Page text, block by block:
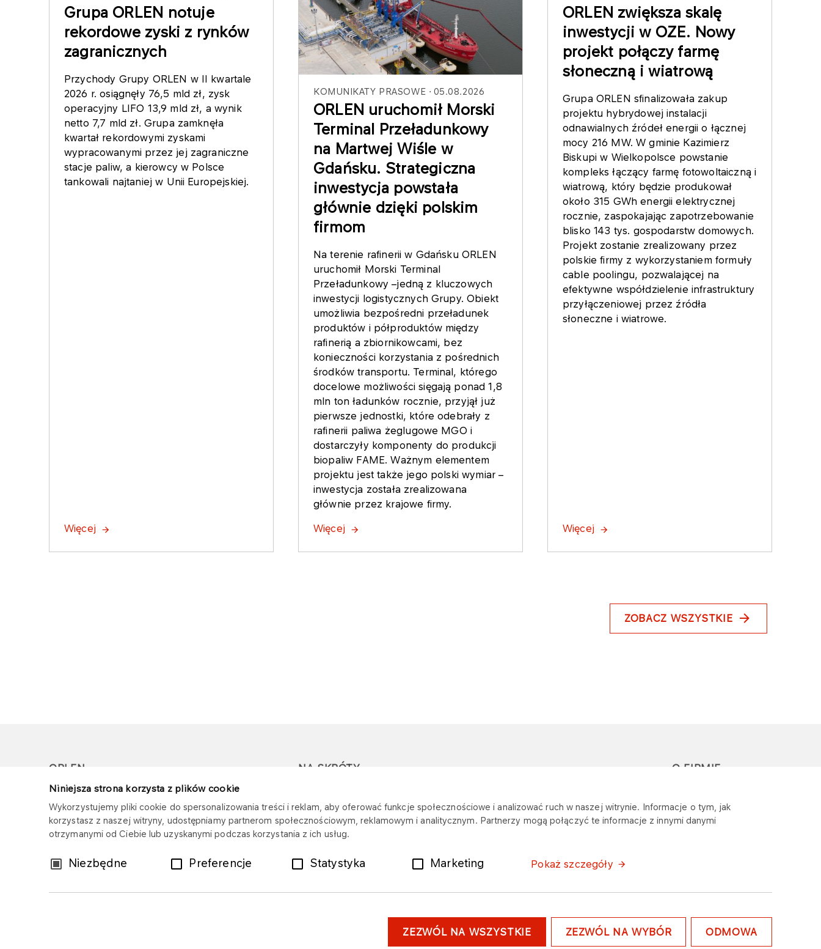
Niniejsza strona korzysta z plików cookie
Wykorzystujemy pliki cookie do spersonalizowania treści i reklam, aby oferować funkcje społecznościowe i analizować ruch w naszej witrynie. Informacje o tym, jak
korzystasz z naszej witryny, udostępniamy partnerom społecznościowym, reklamowym i analitycznym. Partnerzy mogą połączyć te informacje z innymi danymi
otrzymanymi od Ciebie lub uzyskanymi podczas korzystania z ich usług.
WybórNiezbędne Preferencje Statystyka Marketing Pokaż szczegóły
ZEZWÓL NA WSZYSTKIE ZEZWÓL NA WYBÓR ODMOWA
Grupa ORLEN notuje
rekordowe zyski z rynków
zagranicznych
Przychody Grupy ORLEN w II kwartale
2026 r. osiągnęły 76,5 mld zł, zysk
operacyjny LIFO 13,9 mld zł, a wynik
netto 7,7 mld zł. Grupa zamknęła
kwartał rekordowymi zyskami
wypracowanymi przez jej zagraniczne
stacje paliw, a kierowcy w Polsce
tankowali najtaniej w Unii Europejskiej.
Więcej
KOMUNIKATY PRASOWE 05.08.2026
ORLEN uruchomił Morski
Terminal Przeładunkowy
na Martwej Wiśle w
Gdańsku. Strategiczna
inwestycja powstała
głównie dzięki polskim
firmom
Na terenie rafinerii w Gdańsku ORLEN
uruchomił Morski Terminal
Przeładunkowy –jedną z kluczowych
inwestycji logistycznych Grupy. Obiekt
umożliwia bezpośredni przeładunek
produktów i półproduktów między
rafinerią a zbiornikowcami, bez
konieczności korzystania z pośrednich
środków transportu. Terminal, którego
docelowe możliwości sięgają ponad 1,8
mln ton ładunków rocznie, przyjął już
pierwsze jednostki, które odebrały z
rafinerii paliwa żeglugowe MGO i
dostarczyły komponenty do produkcji
biopaliw FAME. Ważnym elementem
projektu jest także jego polski wymiar –
inwestycja została zrealizowana
głównie przez krajowe firmy.
Więcej
ORLEN zwiększa skalę
inwestycji w OZE. Nowy
projekt połączy farmę
słoneczną i wiatrową
Grupa ORLEN sfinalizowała zakup
projektu hybrydowej instalacji
odnawialnych źródeł energii o łącznej
mocy 216 MW. W gminie Kazimierz
Biskupi w Wielkopolsce powstanie
kompleks łączący farmę fotowoltaiczną i
wiatrową, który będzie produkował
około 315 GWh energii elektrycznej
rocznie, zaspokajając zapotrzebowanie
blisko 143 tys. gospodarstw domowych.
Projekt zostanie zrealizowany przez
polskie firmy z wykorzystaniem formuły
cable poolingu, pozwalającej na
efektywne współdzielenie infrastruktury
przyłączeniowej przez źródła
słoneczne i wiatrowe.
Więcej
ZOBACZ WSZYSTKIE
ORLEN
Copyright © 1996-2026
Wszystkie prawa zastrzeżone
NA SKRÓTY
oszustwami
Mapa stacji
Dotacje
reklamację
O FIRMIE
Wymagania